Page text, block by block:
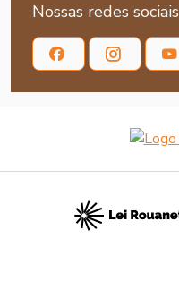
Nossas redes sociais